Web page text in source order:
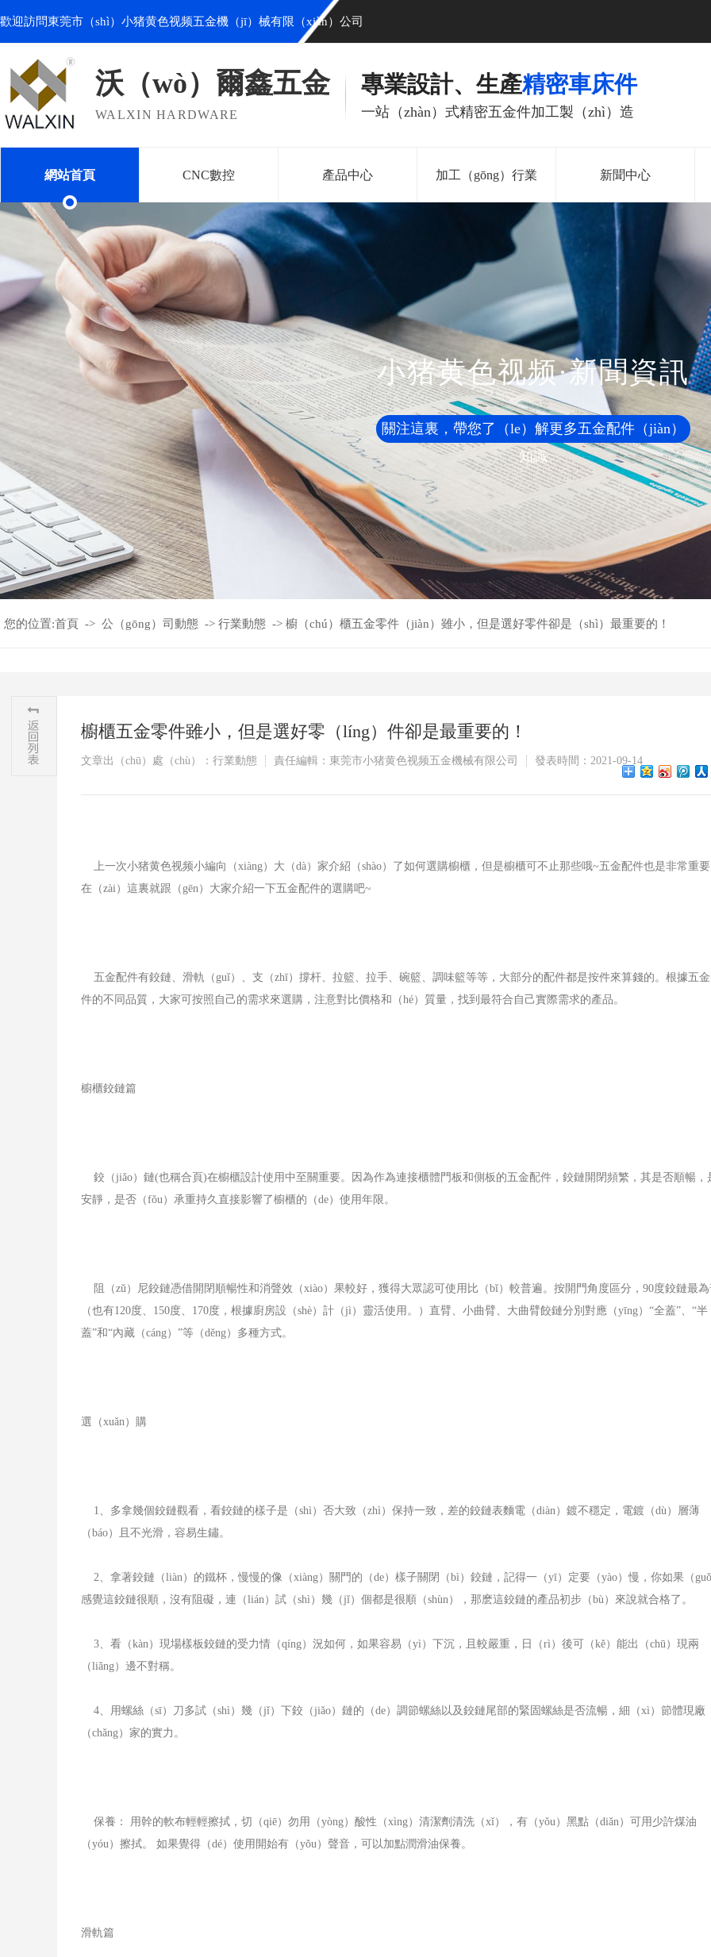
歡迎訪問東莞市（shì）小猪黄色视频五金機（jī）械有限（xiàn）公司
沃（wò）爾鑫五金
WALXIN HARDWARE
專業設計、生產精密車床件
一站（zhàn）式精密五金件加工製（zhì）造
網站首頁 CNC數控 產品中心 加工（gōng）行業 新聞中心
小猪黄色视频·新聞資訊
關注這裏，帶您了（le）解更多五金配件（jiàn）
知識
您的位置:首頁 -> 公（gōng）司動態 -> 行業動態 -> ​櫥（chú）櫃五金零件（jiàn）雖小，但是選好零件卻是（shì）最重要的！
​櫥櫃五金零件雖小，但是選好零（líng）件卻是最重要的！
文章出（chū）處（chù）：行業動態 責任編輯：東莞市小猪黄色视频五金機械有限公司 發表時間：2021-09-14
上一次小猪黄色视频小編向（xiàng）大（dà）家介紹（shào）了如何選購櫥櫃，但是櫥櫃可不止那些哦~五金配件也是非常重
在（zài）這裏就跟（gēn）大家介紹一下五金配件的選購吧~
五金配件有鉸鏈、滑軌（guǐ）、支（zhī）撐杆、拉籃、拉手、碗籃、調味籃等等，大部分的配件都是按件來算錢的。根據五
件的不同品質，大家可按照自己的需求來選購，注意對比價格和（hé）質量，找到最符合自己實際需求的產品。
櫥櫃鉸鏈篇
鉸（jiǎo）鏈(也稱合頁)在櫥櫃設計使用中至關重要。因為作為連接櫃體門板和側板的五金配件，鉸鏈開閉頻繁，其是否順暢，
安靜，是否（fǒu）承重持久直接影響了櫥櫃的（de）使用年限。
阻（zǔ）尼鉸鏈憑借開閉順暢性和消聲效（xiào）果較好，獲得大眾認可使用比（bǐ）較普遍。按開門角度區分，90度鉸鏈最
（也有120度、150度、170度，根據廚房設（shè）計（jì）靈活使用。）直臂、小曲臂、大曲臂餃鏈分別對應（yīng）“全蓋”、“半
蓋”和“內藏（cáng）”等（děng）多種方式。
選（xuǎn）購
1、多拿幾個鉸鏈觀看，看鉸鏈的樣子是（shì）否大致（zhì）保持一致，差的鉸鏈表麵電（diàn）鍍不穩定，電鍍（dù）層薄
（báo）且不光滑，容易生鏽。
2、拿著鉸鏈（liàn）的鐵杯，慢慢的像（xiàng）關門的（de）樣子關閉（bì）鉸鏈，記得一（yī）定要（yào）慢，你如果（
感覺這鉸鏈很順，沒有阻礙，連（lián）試（shì）幾（jǐ）個都是很順（shùn），那麽這鉸鏈的產品初步（bù）來說就合格了。
3、看（kàn）現場樣板鉸鏈的受力情（qíng）況如何，如果容易（yì）下沉，且較嚴重，日（rì）後可（kě）能出（chū）現兩
（liǎng）邊不對稱。
4、用螺絲（sī）刀多試（shì）幾（jǐ）下鉸（jiǎo）鏈的（de）調節螺絲以及鉸鏈尾部的緊固螺絲是否流暢，細（xì）節體現廠
（chǎng）家的實力。
保養： 用幹的軟布輕輕擦拭，切（qiē）勿用（yòng）酸性（xìng）清潔劑清洗（xǐ），有（yǒu）黑點（diǎn）可用少許煤油
（yóu）擦拭。 如果覺得（dé）使用開始有（yǒu）聲音，可以加點潤滑油保養。
滑軌篇